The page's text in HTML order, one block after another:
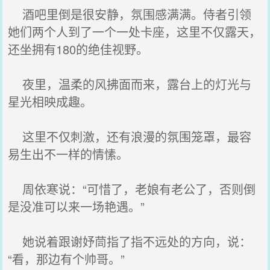
酒吧里倒是很安静，氛围感满满。侍者引领
她们两个人到了一个一处卡座，这里不仅露天，
还坐拥有180的绝佳视野。
夜里，温柔的风拂面而来，露台上的灯光与
星光相映成趣。
这里不仅刺激，还有浪漫的氛围笼罩，最容
易生出不一样的情愫。
周依寒说：“可惜了，老娘有老公了，否则倒
是没准可以来一场艳遇。”
她说着跟谢妤茼指了指不远处的方向，说：
“看，那边有个帅哥。”